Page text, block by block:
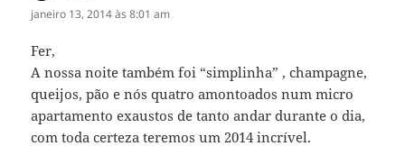
janeiro 13, 2014 às 8:01 am
Fer,
A nossa noite também foi “simplinha” , champagne,
queijos, pão e nós quatro amontoados num micro
apartamento exaustos de tanto andar durante o dia,
com toda certeza teremos um 2014 incrível.